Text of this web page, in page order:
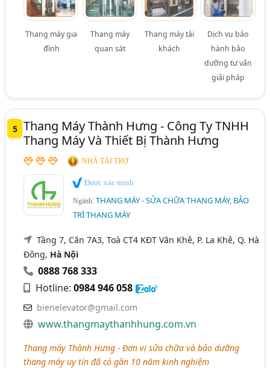
Thang máy gia
đình
Thang máy
quan sát
Thang máy tải
khách
Dịch vụ bảo
hành bảo
dưỡng tư vấn
giải pháp
5 Thang Máy Thành Hưng - Công Ty TNHH
Thang Máy Và Thiết Bị Thành Hưng
NHÀ TÀI TRỢ
Được xác minh
Ngành:THANG MÁY - SỬA CHỮA THANG MÁY, BẢO
TRÌ THANG MÁY
Tầng 7, Căn 7A3, Toà CT4 KĐT Văn Khê, P. La Khê, Q. Hà
Đông, Hà Nội
0888 768 333
Hotline:0984 946 058
bienelevator@gmail.com
www.thangmaythanhhung.com.vn
Thang máy Thành Hưng - Đơn vị sửa chữa và bảo dưỡng
thang máy uy tín đã có gần 10 năm kinh nghiệm